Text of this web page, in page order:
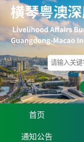
首页
通知公告